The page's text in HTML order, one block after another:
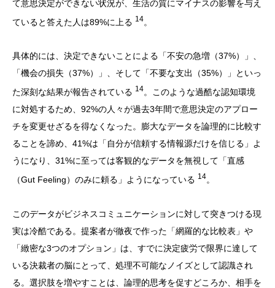
て意思決定ができない状況が、生活の質にマイナスの影響を与え
ていると答えた人は89%に上る 14。
具体的には、決定できないことによる「不安の急増（37%）」、
「機会の損失（37%）」、そして「不要な支出（35%）」といっ
た深刻な結果が報告されている 14。このような過酷な認知環境
に対処するため、92%の人々が過去3年間で意思決定のアプロー
チを変更せざるを得なくなった。膨大なデータを論理的に比較す
ることを諦め、41%は「自分が信頼する情報源だけを信じる」よ
うになり、31%に至っては客観的なデータを無視して「直感
（Gut Feeling）のみに頼る」ようになっている 14。
このデータがビジネスコミュニケーションに対して突きつける現
実は冷酷である。提案者が徹夜で作った「網羅的な比較表」や
「緻密な3つのオプション」は、すでに決定疲労で限界に達して
いる決裁者の脳にとって、処理不可能なノイズとして認識され
る。選択肢を増やすことは、論理的思考を促すどころか、相手を